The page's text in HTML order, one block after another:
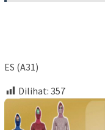
ES (A31)
Dilihat: 357